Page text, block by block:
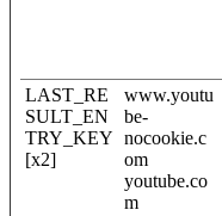
LAST_RE
SULT_EN
TRY_KEY
[x2]
www.youtu
be-
nocookie.c
om
youtube.co
m